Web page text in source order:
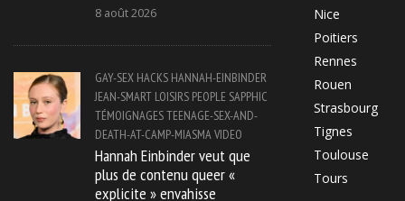
8 août 2026
GAY-SEX HACKS HANNAH-EINBINDER
JEAN-SMART LOISIRS PEOPLE SAPPHIC
TÉMOIGNAGESTEENAGE-SEX-AND-
DEATH-AT-CAMP-MIASMAVIDEO
Hannah Einbinder veut que
plus de contenu queer «
explicite » envahisse
Nice
Poitiers
Rennes
Rouen
Strasbourg
Tignes
Toulouse
Tours